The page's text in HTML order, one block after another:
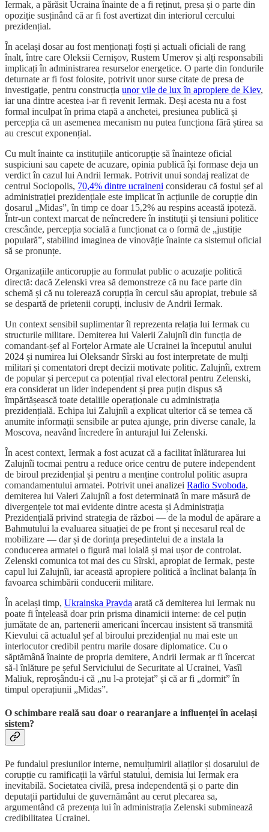
Iermak, a părăsit Ucraina înainte de a fi reținut, presa și o parte din
opoziție susținând că ar fi fost avertizat din interiorul cercului
prezidențial.
În același dosar au fost menționați foști și actuali oficiali de rang
înalt, între care Oleksii Cernișov, Rustem Umerov și alți responsabili
implicați în administrarea resurselor energetice. O parte din fondurile
deturnate ar fi fost folosite, potrivit unor surse citate de presa de
investigație, pentru construcția unor vile de lux în apropiere de Kiev,
iar una dintre acestea i-ar fi revenit Iermak. Deși acesta nu a fost
formal inculpat în prima etapă a anchetei, presiunea publică și
percepția că un asemenea mecanism nu putea funcționa fără știrea sa
au crescut exponențial.
Cu mult înainte ca instituțiile anticorupție să înainteze oficial
suspiciuni sau capete de acuzare, opinia publică își formase deja un
verdict în cazul lui Andrii Iermak. Potrivit unui sondaj realizat de
centrul Sociopolis, 70,4% dintre ucraineni considerau că fostul șef al
administrației prezidențiale este implicat în acțiunile de corupție din
dosarul „Midas”, în timp ce doar 15,2% au respins această ipoteză.
Într-un context marcat de neîncredere în instituții și tensiuni politice
crescânde, percepția socială a funcționat ca o formă de „justiție
populară”, stabilind imaginea de vinovăție înainte ca sistemul oficial
să se pronunțe.
Organizațiile anticorupție au formulat public o acuzație politică
directă: dacă Zelenski vrea să demonstreze că nu face parte din
schemă și că nu tolerează corupția în cercul său apropiat, trebuie să
se despartă de prietenii corupți, inclusiv de Andrii Iermak.
Un context sensibil suplimentar îl reprezenta relația lui Iermak cu
structurile militare. Demiterea lui Valerii Zalujnîi din funcția de
comandant-șef al Forțelor Armate ale Ucrainei la începutul anului
2024 și numirea lui Oleksandr Sîrski au fost interpretate de mulți
militari și comentatori drept decizii motivate politic. Zalujnîi, extrem
de popular și perceput ca potențial rival electoral pentru Zelenski,
era considerat un lider independent și prea puțin dispus să
împărtășească toate detaliile operaționale cu administrația
prezidențială. Echipa lui Zalujnîi a explicat ulterior că se temea că
anumite informații sensibile ar putea ajunge, prin diverse canale, la
Moscova, neavând încredere în anturajul lui Zelenski.
În acest context, Iermak a fost acuzat că a facilitat înlăturarea lui
Zalujnîi tocmai pentru a reduce orice centru de putere independent
de biroul prezidențial și pentru a menține controlul politic asupra
comandamentului armatei. Potrivit unei analizei Radio Svoboda,
demiterea lui Valeri Zalujnîi a fost determinată în mare măsură de
divergențele tot mai evidente dintre acesta și Administrația
Prezidențială privind strategia de război — de la modul de apărare a
Bahmutului la evaluarea situației de pe front și necesarul real de
mobilizare — dar și de dorința președintelui de a instala la
conducerea armatei o figură mai loială și mai ușor de controlat.
Zelenski comunica tot mai des cu Sîrski, apropiat de Iermak, peste
capul lui Zalujnîi, iar această apropiere politică a înclinat balanța în
favoarea schimbării conducerii militare.
În același timp, Ukrainska Pravda arată că demiterea lui Iermak nu
poate fi înțeleasă doar prin prisma dinamicii interne: de cel puțin
jumătate de an, partenerii americani încercau insistent să transmită
Kievului că actualul șef al biroului prezidențial nu mai este un
interlocutor credibil pentru marile dosare diplomatice. Cu o
săptămână înainte de propria demitere, Andrii Iermak ar fi încercat
să-l înlăture pe șeful Serviciului de Securitate al Ucrainei, Vasîl
Maliuk, reproșându-i că „nu l-a protejat” și că ar fi „dormit” în
timpul operațiunii „Midas”.
O schimbare reală sau doar o rearanjare a influenței în același
sistem?
Pe fundalul presiunilor interne, nemulțumirii aliaților și dosarului de
corupție cu ramificații la vârful statului, demisia lui Iermak era
inevitabilă. Societatea civilă, presa independentă și o parte din
deputații partidului de guvernământ au cerut plecarea sa,
argumentând că prezența lui în administrația Zelenski subminează
credibilitatea Ucrainei.